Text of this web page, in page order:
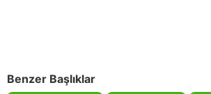
Benzer Başlıklar